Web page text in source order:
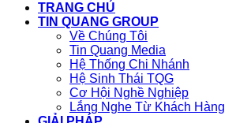
TRANG CHỦ
TIN QUANG GROUP
Về Chúng Tôi
Tin Quang Media
Hệ Thống Chi Nhánh
Hệ Sinh Thái TQG
Cơ Hội Nghề Nghiệp
Lắng Nghe Từ Khách Hàng